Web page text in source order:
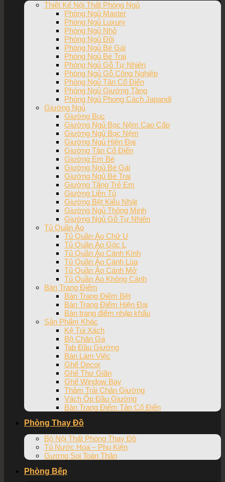
Thiết Kế Nội Thất Phòng Ngủ
Phòng Ngủ Master
Phòng Ngủ Luxury
Phòng Ngủ Nhỏ
Phòng Ngủ Đôi
Phòng Ngủ Bé Gái
Phòng Ngủ Bé Trai
Phòng Ngủ Gỗ Tự Nhiên
Phòng Ngủ Gỗ Công Nghiệp
Phòng Ngủ Tân Cổ Điển
Phòng Ngủ Giường Tầng
Phòng Ngủ Phong Cách Japandi
Giường Ngủ
Giường Bục
Giường Ngủ Bọc Nệm Cao Cấp
Giường Ngủ Bọc Nệm
Giường Ngủ Hiện Đại
Giường Tân Cổ Điển
Giường Em Bé
Giường Ngủ Bé Gái
Giường Ngủ Bé Trai
Giường Tầng Trẻ Em
Giường Liền Tủ
Giường Bệt Kiểu Nhật
Giường Ngủ Thông Minh
Giường Ngủ Gỗ Tự Nhiên
Tủ Quần Áo
Tủ Quần Áo Chữ U
Tủ Quần Áo Góc L
Tủ Quần Áo Cánh Kính
Tủ Quần Áo Cánh Lùa
Tủ Quần Áo Cánh Mở
Tủ Quần Áo Không Cánh
Bàn Trang Điểm
Bàn Trang Điểm Bệt
Bàn Trang Điểm Hiện Đại
Bàn trang điểm nhập khẩu
Sản Phẩm Khác
Kệ Túi Xách
Bộ Chăn Ga
Tab Đầu Giường
Bàn Làm Việc
Ghế Decor
Ghế Thư Giãn
Ghế Window Bay
Thảm Trải Chân Giường
Vách Ốp Đầu Giường
Bàn Trang Điểm Tân Cổ Điển
Phòng Thay Đồ
Bộ Nội Thất Phòng Thay Đồ
Tủ Nước Hoa – Phụ Kiện
Gương Soi Toàn Thân
Phòng Bếp